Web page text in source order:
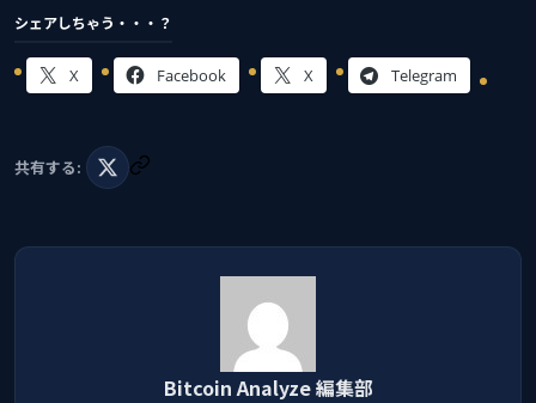
シェアしちゃう・・・？
X Facebook X Telegram
共有する:
Bitcoin Analyze 編集部